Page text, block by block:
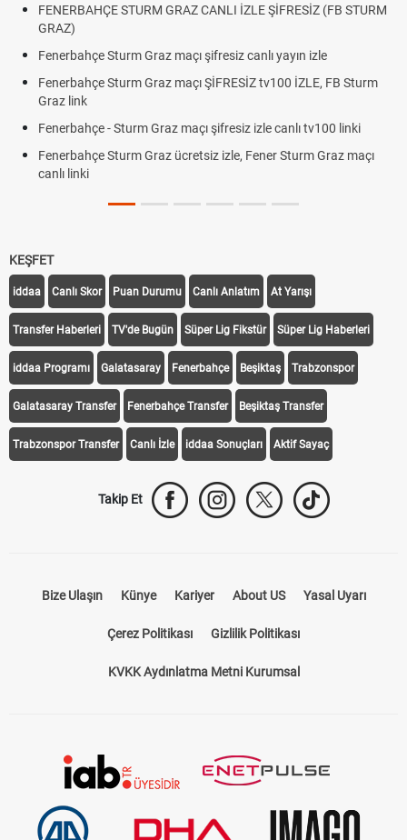
FENERBAHÇE STURM GRAZ CANLI İZLE ŞİFRESİZ (FB STURM
GRAZ)
Fenerbahçe Sturm Graz maçı şifresiz canlı yayın izle
Fenerbahçe Sturm Graz maçı ŞİFRESİZ tv100 İZLE, FB Sturm
Graz link
Fenerbahçe - Sturm Graz maçı şifresiz izle canlı tv100 linki
Fenerbahçe Sturm Graz ücretsiz izle, Fener Sturm Graz maçı
canlı linki
KEŞFET
iddaa Canlı Skor Puan Durumu Canlı Anlatım At Yarışı
Transfer Haberleri TV'de Bugün Süper Lig Fikstür Süper Lig Haberleri
iddaa Programı Galatasaray Fenerbahçe Beşiktaş Trabzonspor
Galatasaray Transfer Fenerbahçe Transfer Beşiktaş Transfer
Trabzonspor Transfer Canlı İzle iddaa Sonuçları Aktif Sayaç
Takip Et
Bize Ulaşın Künye Kariyer About US Yasal Uyarı
Çerez Politikası Gizlilik Politikası
KVKK Aydınlatma Metni Kurumsal